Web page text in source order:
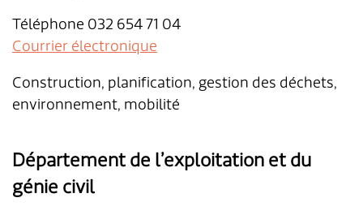
Téléphone 032 654 71 04
Courrier électronique
Construction, planification, gestion des déchets,
environnement, mobilité
Département de l’exploitation et du
génie civil